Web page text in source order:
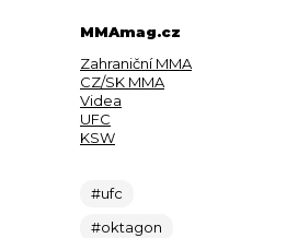
MMAmag.cz
Zahraniční MMA
CZ/SK MMA
Videa
UFC
KSW
#ufc
#oktagon